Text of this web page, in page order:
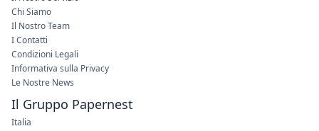
Chi Siamo
Il Nostro Team
I Contatti
Condizioni Legali
Informativa sulla Privacy
Le Nostre News
Il Gruppo Papernest
Italia